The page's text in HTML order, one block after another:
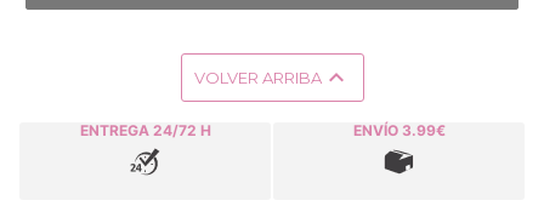
VOLVER ARRIBA
ENTREGA 24/72 H ENVÍO 3.99€